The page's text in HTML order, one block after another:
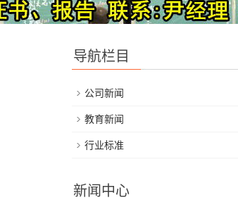
导航栏目
公司新闻
教育新闻
行业标准
新闻中心